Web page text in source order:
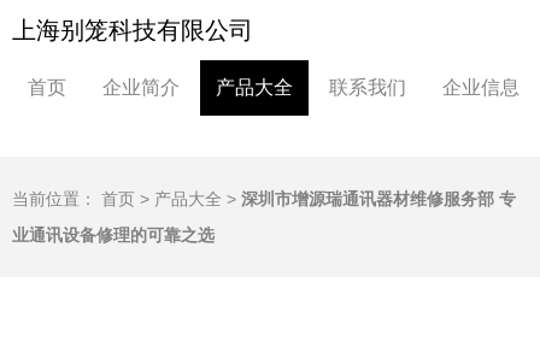
上海别笼科技有限公司
首页 企业简介 产品大全 联系我们 企业信息
当前位置： 首页 > 产品大全 > 深圳市增源瑞通讯器材维修服务部 专
业通讯设备修理的可靠之选